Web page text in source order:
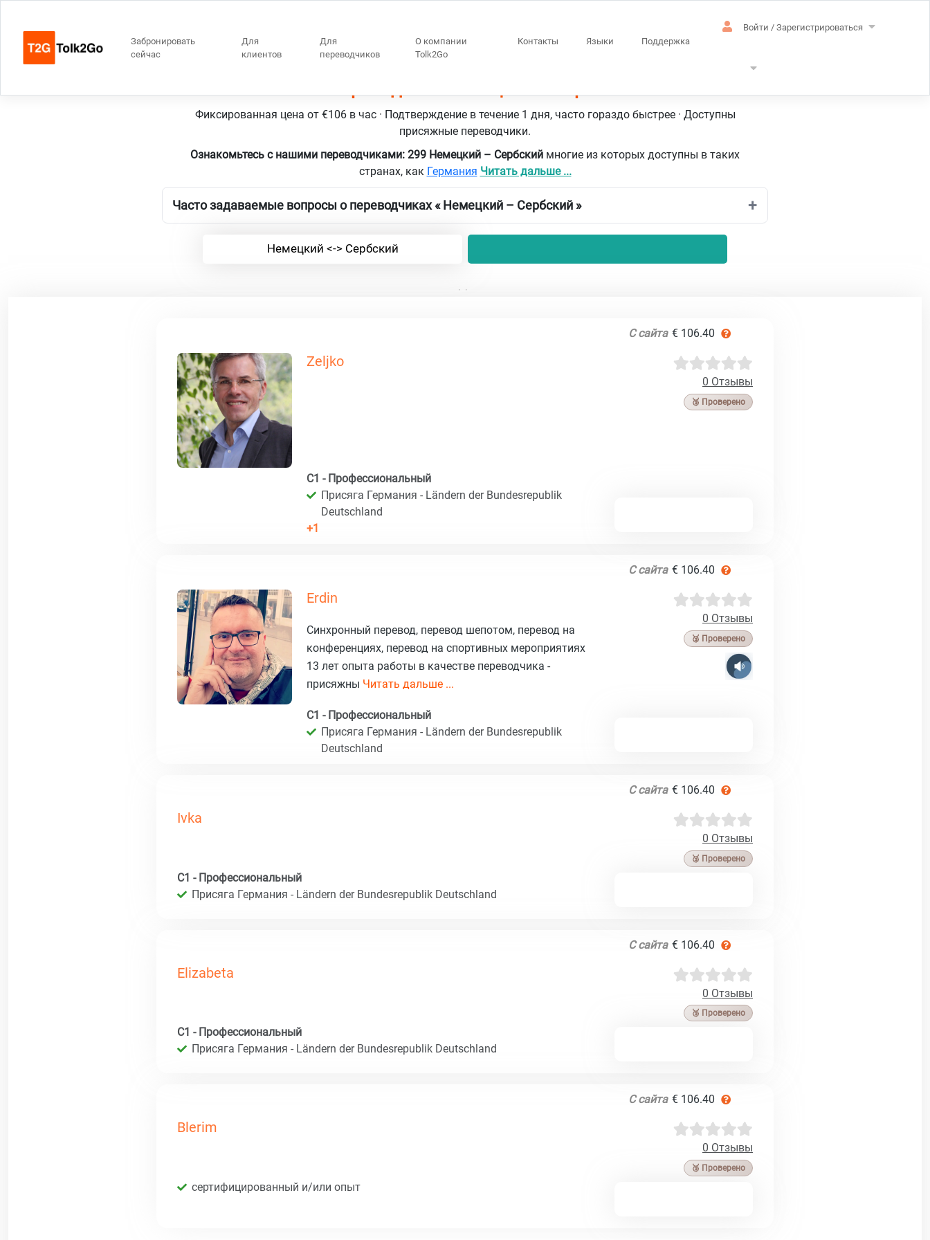
Забронировать
сейчас
Для
клиентов
Для
переводчиков
О компании
Tolk2Go
Контакты Языки Поддержка
Войти / Зарегистрироваться
Фиксированная цена от €106 в час · Подтверждение в течение 1 дня, часто гораздо быстрее · Доступны
присяжные переводчики.
Ознакомьтесь с нашими переводчиками: 299 Немецкий – Сербский многие из которых доступны в таких
странах, как Германия Читать дальше ...
Часто задаваемые вопросы о переводчиках « Немецкий – Сербский »
Немецкий <-> Сербский
С сайта € 106.40
Zeljko
0 Отзывы
🥉 Проверено
C1 - Профессиональный
Присяга Германия - Ländern der Bundesrepublik
Deutschland
+1
С сайта € 106.40
Erdin
0 Отзывы
🥉 Проверено
Синхронный перевод, перевод шепотом, перевод на
конференциях, перевод на спортивных мероприятиях
13 лет опыта работы в качестве переводчика -
присяжны Читать дальше ...
C1 - Профессиональный
Присяга Германия - Ländern der Bundesrepublik
Deutschland
С сайта € 106.40
Ivka
0 Отзывы
🥉 Проверено
C1 - Профессиональный
Присяга Германия - Ländern der Bundesrepublik Deutschland
С сайта € 106.40
Elizabeta
0 Отзывы
🥉 Проверено
C1 - Профессиональный
Присяга Германия - Ländern der Bundesrepublik Deutschland
С сайта € 106.40
Blerim
0 Отзывы
🥉 Проверено
сертифицированный и/или опыт